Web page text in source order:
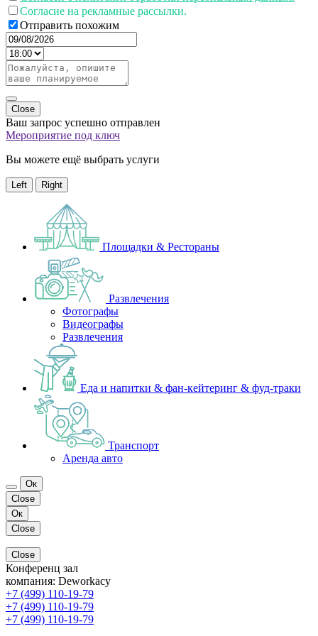
Согласие на рекламные рассылки.
Отправить похожим
Close
Ваш запрос успешно отправлен
Мероприятие под ключ
Вы можете ещё выбрать услуги
Left Right
Площадки & Рестораны
Развлечения
Фотографы
Видеографы
Развлечения
Еда и напитки & фан-кейтеринг & фуд-траки
Транспорт
Аренда авто
Ок
Close
Ок
Close
Close
Конференц зал
компания: Deworkacy
+7 (499) 110-19-79
+7 (499) 110-19-79
+7 (499) 110-19-79